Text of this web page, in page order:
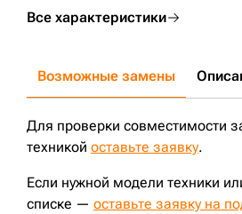
Все характеристики
Возможные замены
Для проверки совместимости
техникой оставьте заявку.
Если нужной модели техники
списке — оставьте заявку на